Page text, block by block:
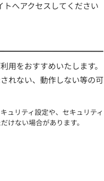
へアクセスしてください
用をおすすめいたします。
れない、動作しない等の可
ュリティ設定や、セキュリティ
けない場合があります。